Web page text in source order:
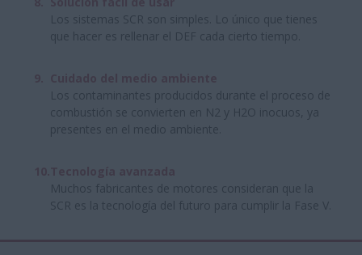
Los sistemas SCR son simples. Lo único que tienes
que hacer es rellenar el DEF cada cierto tiempo.
Los contaminantes producidos durante el proceso de
combustión se convierten en N2 y H2O inocuos, ya
presentes en el medio ambiente.
Muchos fabricantes de motores consideran que la
SCR es la tecnología del futuro para cumplir la Fase V.